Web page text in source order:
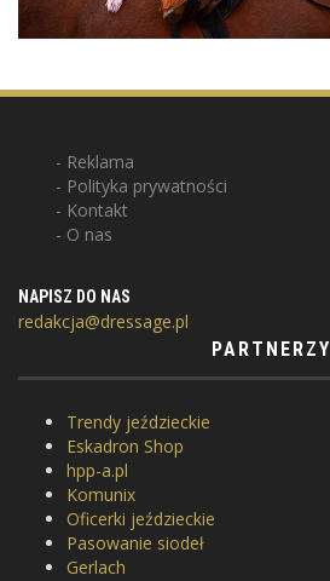
Reklama
Polityka prywatności
Kontakt
O nas
NAPISZ DO NAS
redakcja@dressage.pl
PARTNERZY
Trendy jeździeckie
Eskadron Shop
hpp-a.pl
Komunix
Oficerki jeździeckie
Pasowanie siodeł
Gerlach